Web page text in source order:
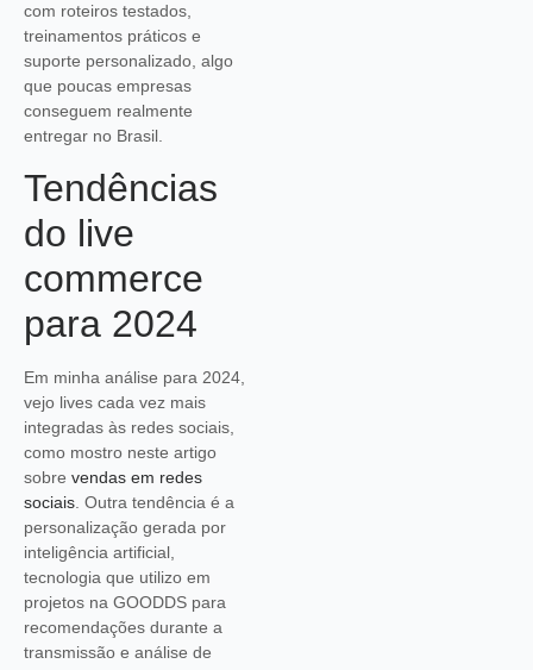
com roteiros testados,
treinamentos práticos e
suporte personalizado, algo
que poucas empresas
conseguem realmente
entregar no Brasil.
Tendências
do live
commerce
para 2024
Em minha análise para 2024,
vejo lives cada vez mais
integradas às redes sociais,
como mostro neste artigo
sobre vendas em redes
sociais. Outra tendência é a
personalização gerada por
inteligência artificial,
tecnologia que utilizo em
projetos na GOODDS para
recomendações durante a
transmissão e análise de